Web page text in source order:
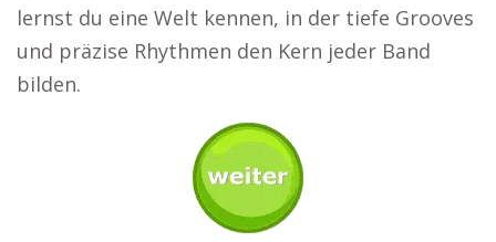
lernst du eine Welt kennen, in der tiefe Grooves
und präzise Rhythmen den Kern jeder Band
bilden.